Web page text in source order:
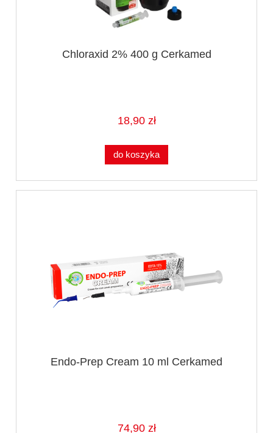
Chloraxid 2% 400 g Cerkamed
18,90 zł
do koszyka
Endo-Prep Cream 10 ml Cerkamed
74,90 zł